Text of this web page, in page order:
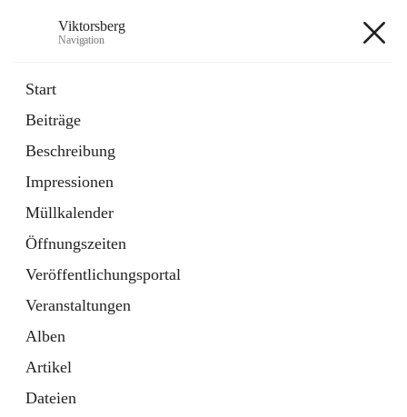
Viktorsberg
Navigation
Start
Beiträge
Beschreibung
Impressionen
Müllkalender
Öffnungszeiten
Veröffentlichungsportal
Veranstaltungen
Alben
Artikel
Dateien
1 Schnellzugriff
Bürgerservice
10 Schnellzugriffe